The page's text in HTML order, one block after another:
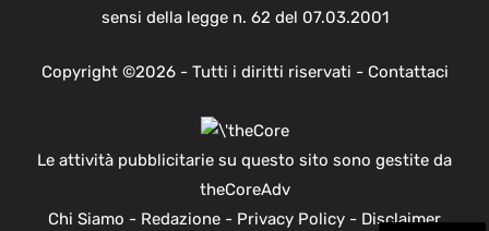
sensi della legge n. 62 del 07.03.2001
Copyright ©2026 - Tutti i diritti riservati - Contattaci
Le attività pubblicitarie su questo sito sono gestite da
theCoreAdv
Chi Siamo - Redazione - Privacy Policy - Disclaimer